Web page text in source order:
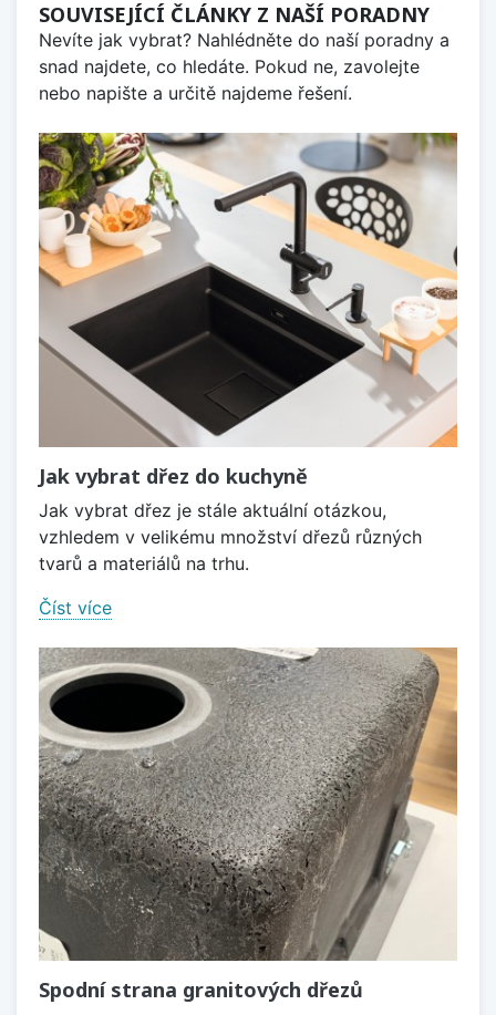
SOUVISEJÍCÍ ČLÁNKY Z NAŠÍ PORADNY
Nevíte jak vybrat? Nahlédněte do naší poradny a
snad najdete, co hledáte. Pokud ne, zavolejte
nebo napište a určitě najdeme řešení.
Jak vybrat dřez do kuchyně
Jak vybrat dřez je stále aktuální otázkou,
vzhledem v velikému množství dřezů různých
tvarů a materiálů na trhu.
Číst více
Spodní strana granitových dřezů